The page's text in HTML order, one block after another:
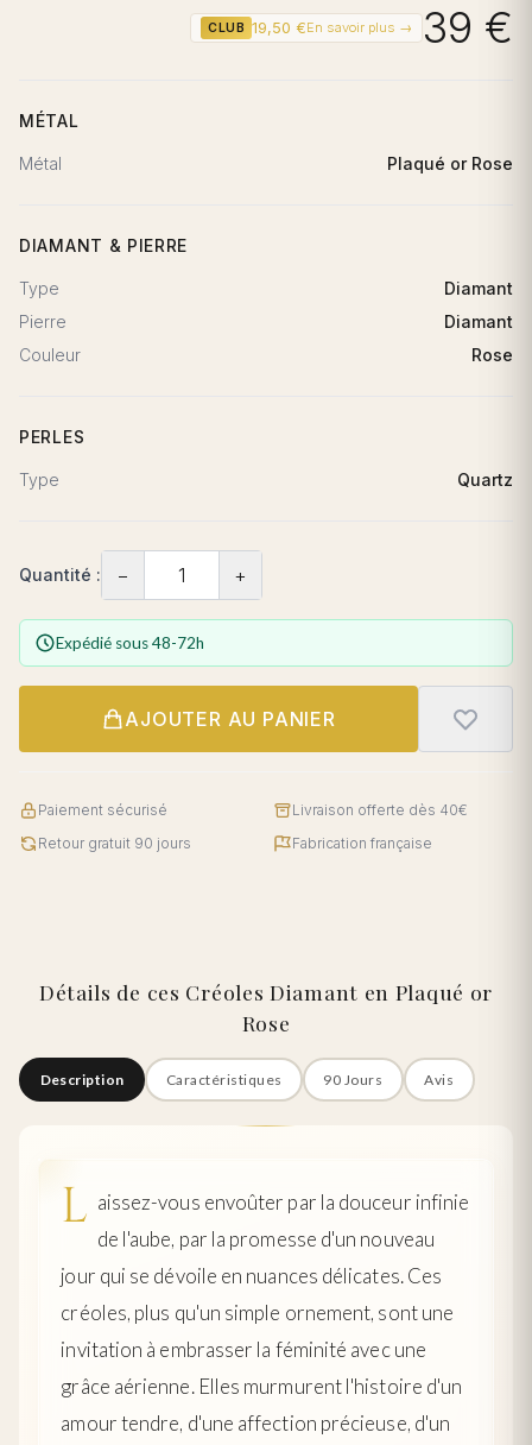
CLUB 19,50 €En savoir plus → 39 €
MÉTAL
Métal Plaqué or Rose
DIAMANT & PIERRE
Type
Diamant
Pierre
Diamant
Couleur
Rose
PERLES
Type Quartz
Quantité : − +
Expédié sous 48-72h
AJOUTER AU PANIER
Paiement sécurisé
Livraison offerte dès 40€
Retour gratuit 90 jours
Fabrication française
Détails de ces Créoles Diamant en Plaqué or
Rose
Description Caractéristiques 90 Jours Avis
L aissez-vous envoûter par la douceur infinie
de l'aube, par la promesse d'un nouveau
jour qui se dévoile en nuances délicates. Ces
créoles, plus qu'un simple ornement, sont une
invitation à embrasser la féminité avec une
grâce aérienne. Elles murmurent l'histoire d'un
amour tendre, d'une affection précieuse, d'un